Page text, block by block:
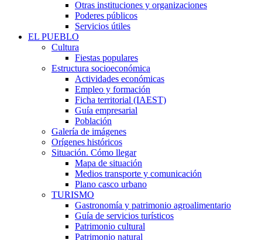
Otras instituciones y organizaciones
Poderes públicos
Servicios útiles
EL PUEBLO
Cultura
Fiestas populares
Estructura socioeconómica
Actividades económicas
Empleo y formación
Ficha territorial (IAEST)
Guía empresarial
Población
Galería de imágenes
Orígenes históricos
Situación. Cómo llegar
Mapa de situación
Medios transporte y comunicación
Plano casco urbano
TURISMO
Gastronomía y patrimonio agroalimentario
Guía de servicios turísticos
Patrimonio cultural
Patrimonio natural